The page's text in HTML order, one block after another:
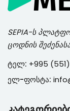
SEPIA-ს
ცოდნის
ტელ: +995
ელ-ფოსტა: